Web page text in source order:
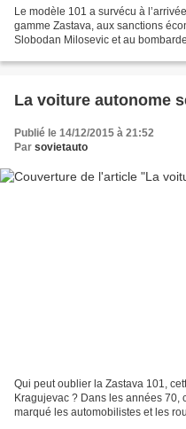
Le modèle 101 a survécu à
gamme Zastava, aux sanctions
Slobodan Milosevic et au
La voiture autonome
Publié le 14/12/2015 à 21:52
Par sovietauto
Qui peut oublier la Zastava 101,
Kragujevac ? Dans les années 70,
marqué les automobilistes et les